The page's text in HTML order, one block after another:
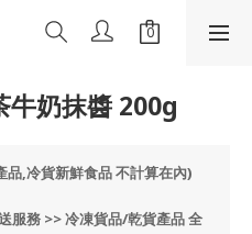
奶抹醬 200g
,冷貨新鮮食品 不計算在內)
服務 >> 冷凍貨品/乾貨產品 全